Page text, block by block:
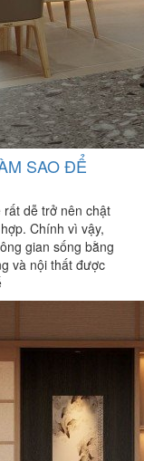
SAO ĐỂ
dễ trở nên chật
Chính vì vậy,
gian sống bằng
và nội thất được